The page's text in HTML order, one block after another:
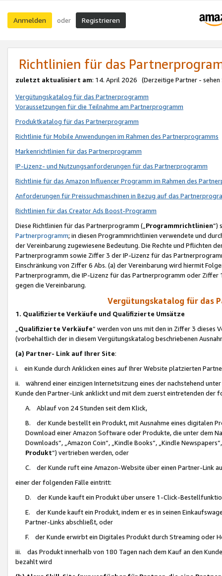
Anmelden oder Registrieren
Richtlinien für das
zuletzt aktualisiert am: 14. April 2026 (Derzeitige Partner - sehen
Vergütungskatalog für das Partnerprogramm
Voraussetzungen für die Teilnahme am Partnerprogramm
Produktkatalog für das Partnerprogramm
Richtlinie für Mobile Anwendungen im Rahmen des Partnerprogramms
Markenrichtlinien für das Partnerprogramm
IP-Lizenz- und Nutzungsanforderungen für das Partnerprogramm
Richtlinie für das Amazon Influencer Programm im Rahmen des
Anforderungen für Preissuchmaschinen in Bezug auf das
Richtlinien für das Creator Ads Boost-Programm
Diese Richtlinien für das Partnerprogramm („Programmrichtlinien“)
Partnerprogramm; in diesen Programmrichtlinien verwendete und
der Vereinbarung zugewiesene Bedeutung. Die Rechte und Pflichten
Partnerprogramm sowie Ziffer 3 der IP-Lizenz für das
Einschränkung von Ziffer 6 Abs. (a) der Vereinbarung wird hiermit
Partnerprogramm, die IP-Lizenz für das Partnerprogramm oder
gegen die Vereinbarung.
Vergütungskatalog für das
1. Qualifizierte Verkäufe und Qualifizierte Umsätze
Qualifizierte Verkäufe“ werden von uns mit den in Ziffer 3
(vorbehaltlich der in diesem Vergütungskatalog beschriebenen
(a) Partner- Link auf Ihrer Site:
i. ein Kunde durch Anklicken eines auf Ihrer Website platzierten
ii. während einer einzigen Internetsitzung eines der nachstehend
Kunde den Partner-Link anklickt und mit dem zuerst eintretenden der
A. Ablauf von 24 Stunden seit dem Klick,
B. der Kunde bestellt ein Produkt, mit Ausnahme eines digitalen
Download einer Amazon Software oder Produkte, die unter dem
Downloads“, „Amazon Coin“, „Kindle Books“, „Kindle
Produkt“) vertrieben werden, oder
C. der Kunde ruft eine Amazon-Website über einen Partner-Link
einer der folgenden Fälle eintritt:
D. der Kunde kauft ein Produkt über unsere 1-Click-
E. der Kunde kauft ein Produkt, indem er es in seinen
Partner-Links abschließt, oder
F. der Kunde erwirbt ein Digitales Produkt durch Streaming oder
iii. das Produkt innerhalb von 180 Tagen nach dem Kauf an den
bezahlt wird